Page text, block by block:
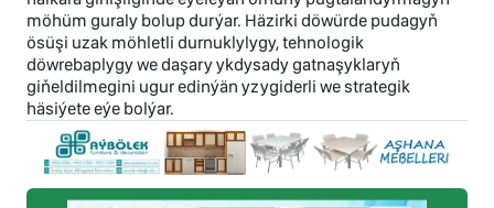
möhüm guraly bolup durýar. Häzirki döwürde pudagyň
ösüşi uzak möhletli durnuklylygy, tehnologik
döwrebaplygy we daşary ykdysady gatnaşyklaryň
giňeldilmegini ugur edinýän yzygiderli we strategik
häsiýete eýe bolýar.